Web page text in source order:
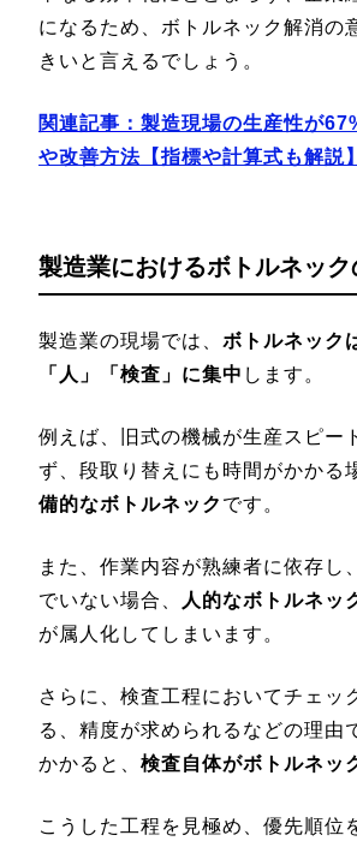
になるため、ボトルネック解消の
きいと言えるでしょう。
関連記事： 製造現場の生産性が
や改善方法【指標や計算式も解説】
製造業におけるボトルネック
製造業の現場では、 ボトルネック
「人」「検査」に集中 します。
例えば、旧式の機械が生産スピー
ず、段取り替えにも時間がかかる
備的なボトルネック です。
また、作業内容が熟練者に依存し
でいない場合、
人的なボトルネッ
が属人化してしまいます。
さらに、検査工程においてチェッ
る、精度が求められるなどの理由
かかると、 検査自体がボトルネッ
こうした工程を見極め、優先順位